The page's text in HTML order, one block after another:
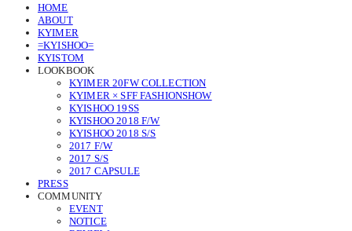
HOME
ABOUT
KYIMER
=KYISHOO=
KYISTOM
LOOKBOOK
KYIMER 20FW COLLECTION
KYIMER × SFF FASHIONSHOW
KYISHOO 19SS
KYISHOO 2018 F/W
KYISHOO 2018 S/S
2017 F/W
2017 S/S
2017 CAPSULE
PRESS
COMMUNITY
EVENT
NOTICE